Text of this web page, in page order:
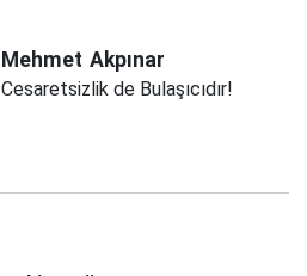
Mehmet Akpınar
Cesaretsizlik de Bulaşıcıdır!